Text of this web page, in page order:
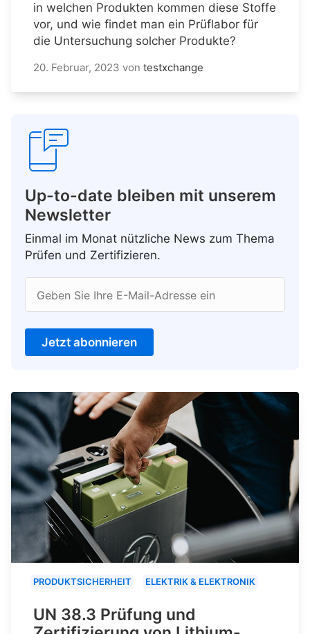
in welchen Produkten kommen diese Stoffe
vor, und wie findet man ein Prüflabor für
die Untersuchung solcher Produkte?
20. Februar, 2023 von testxchange
Up-to-date bleiben mit unserem
Newsletter
Einmal im Monat nützliche News zum Thema
Prüfen und Zertifizieren.
Geben Sie Ihre E-Mail-Adresse ein
Jetzt abonnieren
PRODUKTSICHERHEIT ELEKTRIK & ELEKTRONIK
UN 38.3 Prüfung und